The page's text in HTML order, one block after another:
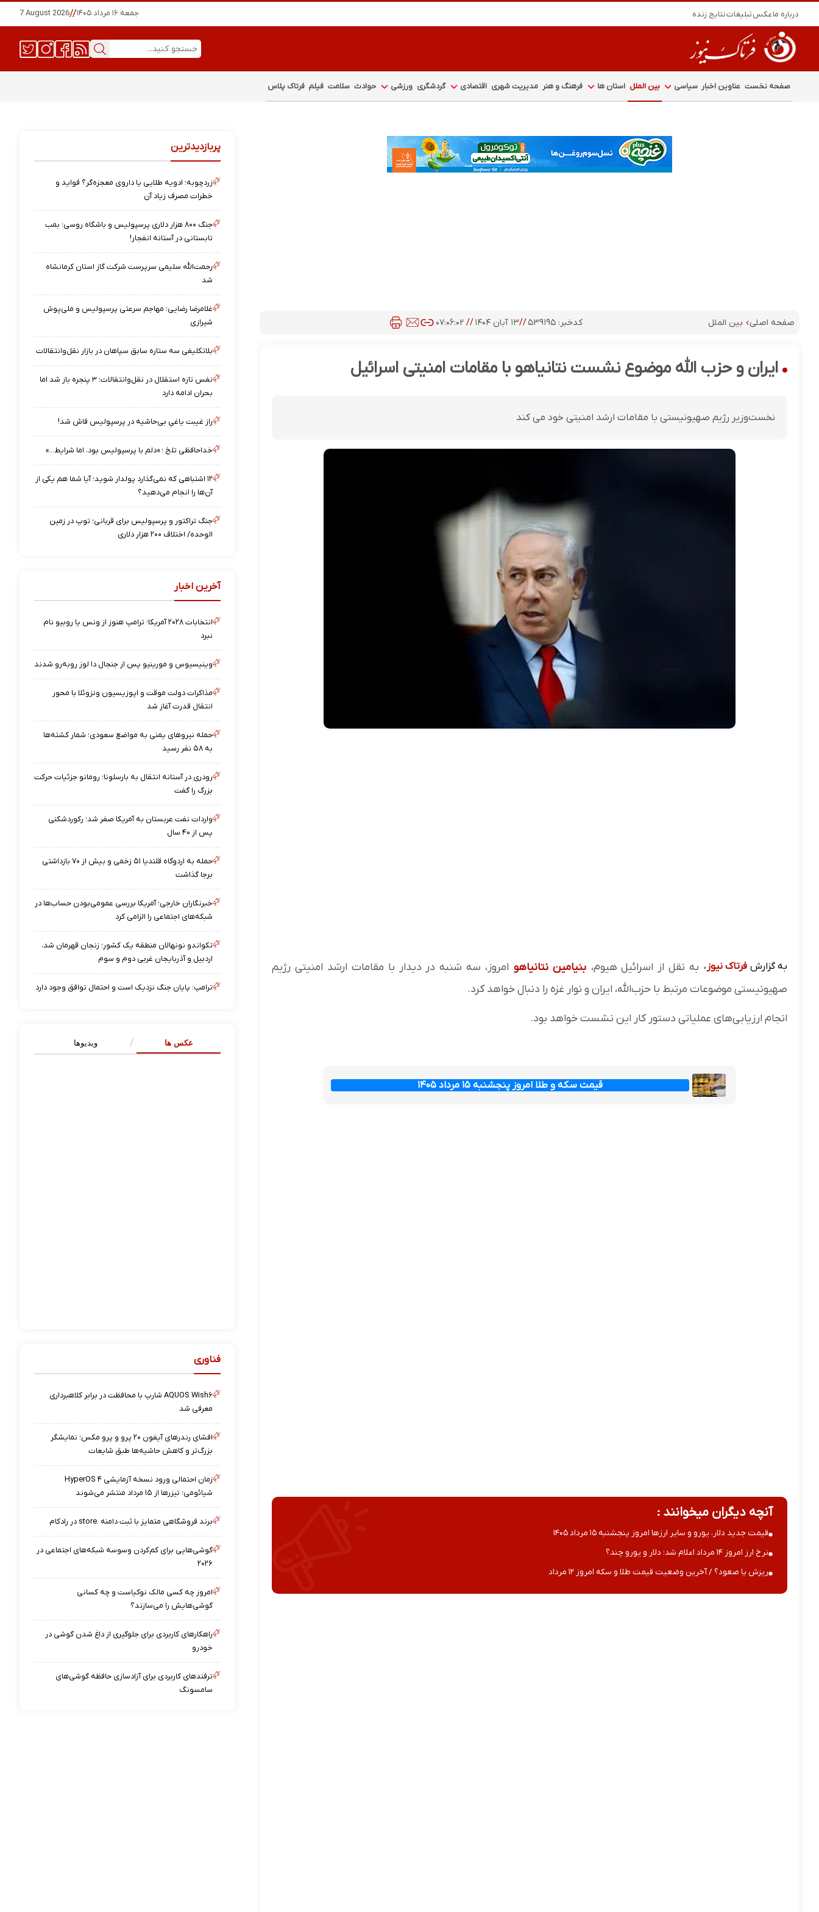
درباره ماعکستبلیغاتنتایج زنده جمعه ۱۶ مرداد ۱۴۰۵ //
7 August 2026
صفحه نخست عناوین اخبار سیاسی بین الملل استان ها فرهنگ و هنر مدیریت شهری اقتصادی گردشگری ورزشی حوادث سلامت فیلم فرتاک پلاس
صفحه اصلی بین الملل کدخبر: ۵۳۹۱۹۵ //۱۳ آبان ۱۴۰۴ // ۰۷:۰۶:۰۲
ایران و حزب الله موضوع نشست نتانیاهو با مقامات امنیتی اسرائیل
نخست‌وزیر رژیم صهیونیستی با مقامات ارشد امنیتی خود می کند
به گزارش فرتاک نیوز ، به نقل از اسرائیل هیوم، بنیامین نتانیاهو امروز، سه شنبه در دیدار با مقامات ارشد امنیتی رژیم
صهیونیستی موضوعات مرتبط با حزب‌الله، ایران و نوار غزه را دنبال خواهد کرد.
انجام ارزیابی‌های عملیاتی دستور کار این نشست خواهد بود.
قیمت سکه و طلا امروز پنجشنبه ۱۵ مرداد ۱۴۰۵
آنچه دیگران میخوانند :
قیمت جدید دلار، یورو و سایر ارزها امروز پنجشنبه ۱۵ مرداد ۱۴۰۵
نرخ ارز امروز ۱۴ مرداد اعلام شد؛ دلار و یورو چند؟
ریزش یا صعود؟ / آخرین وضعیت قیمت طلا و سکه امروز ۱۲ مرداد
پربازدیدترین
زردچوبه؛ ادویه طلایی یا داروی معجزه‌گر؟ فواید و
خطرات مصرف زیاد آن
جنگ ۸۰۰ هزار دلاری پرسپولیس و باشگاه روسی؛ بمب
تابستانی در آستانه انفجار!
رحمت‌الله سلیمی سرپرست شرکت گاز استان کرمانشاه
شد
غلامرضا رضایی؛ مهاجم سرعتی پرسپولیس و ملی‌پوش
شیرازی
بلاتکلیفی سه ستاره سابق سپاهان در بازار نقل‌وانتقالات
نفس تازه استقلال در نقل‌وانتقالات؛ ۳ پنجره باز شد اما
بحران ادامه دارد
راز غیبت یاغیِ بی‌حاشیه در پرسپولیس فاش شد!
خداحافظی تلخ ؛ «دلم با پرسپولیس بود، اما شرایط…»
۱۲ اشتباهی که نمی‌گذارد پولدار شوید؛ آیا شما هم یکی از
آن‌ها را انجام می‌دهید؟
جنگ تراکتور و پرسپولیس برای قربانی؛ توپ در زمین
الوحده/ اختلاف ۲۰۰ هزار دلاری
آخرین اخبار
انتخابات ۲۰۲۸ آمریکا؛ ترامپ هنوز از ونس یا روبیو نام
نبرد
وینیسیوس و مورینیو پس از جنجال دا لوز رو‌به‌رو شدند
مذاکرات دولت موقت و اپوزیسیون ونزوئلا با محور
انتقال قدرت آغاز شد
حمله نیروهای یمنی به مواضع سعودی؛ شمار کشته‌ها
به ۵۸ نفر رسید
رودری در آستانه انتقال به بارسلونا؛ رومانو جزئیات حرکت
بزرگ را گفت
واردات نفت عربستان به آمریکا صفر شد؛ رکوردشکنی
پس از ۴۰ سال
حمله به اردوگاه قلندیا ۵۱ زخمی و بیش از ۷۰ بازداشتی
برجا گذاشت
خبرنگاران خارجی؛ آمریکا بررسی عمومی‌بودن حساب‌ها در
شبکه‌های اجتماعی را الزامی کرد
تکواندو نونهالان منطقه یک کشور؛ زنجان قهرمان شد،
اردبیل و آذربایجان غربی دوم و سوم
ترامپ: پایان جنگ نزدیک است و احتمال توافق وجود دارد
عکس ها ویدیوها
فناوری
AQUOS Wish۶ شارپ با محافظت در برابر کلاهبرداری
معرفی شد
افشای رندرهای آیفون ۲۰ پرو و پرو مکس؛ نمایشگر
بزرگ‌تر و کاهش حاشیه‌ها طبق شایعات
زمان احتمالی ورود نسخه آزمایشی HyperOS ۴
شیائومی؛ تیزرها از ۱۵ مرداد منتشر می‌شوند
برند فروشگاهی متمایز با ثبت دامنه .store در رادکام
گوشی‌هایی برای کم‌کردن وسوسه شبکه‌های اجتماعی در
۲۰۲۶
امروز چه کسی مالک نوکیاست و چه کسانی
گوشی‌هایش را می‌سازند؟
راهکارهای کاربردی برای جلوگیری از داغ شدن گوشی در
خودرو
ترفندهای کاربردی برای آزادسازی حافظه گوشی‌های
سامسونگ